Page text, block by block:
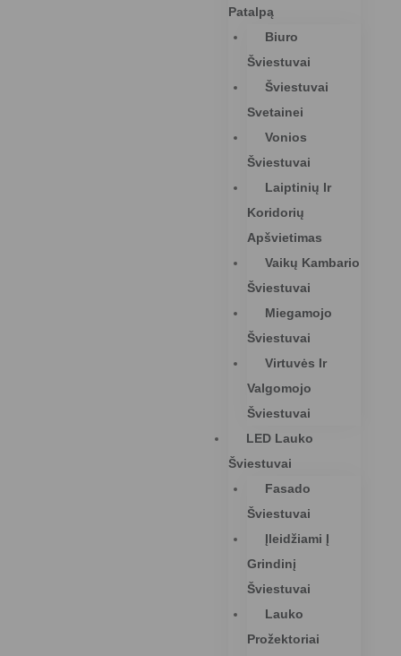
Patalpą
Biuro
Šviestuvai
Šviestuvai
Svetainei
Vonios
Šviestuvai
Laiptinių Ir
Koridorių
Apšvietimas
Vaikų Kambario
Šviestuvai
Miegamojo
Šviestuvai
Virtuvės Ir
Valgomojo
Šviestuvai
LED Lauko
Šviestuvai
Fasado
Šviestuvai
Įleidžiami Į
Grindinį
Šviestuvai
Lauko
Prožektoriai